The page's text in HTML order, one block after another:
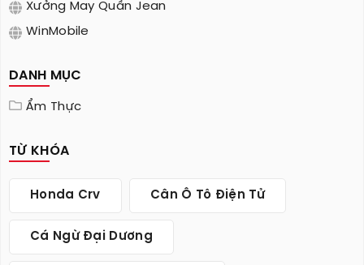
Xưởng May Quần Jean
WinMobile
DANH MỤC
Ẩm Thực
TỪ KHÓA
Honda Crv Cân Ô Tô Điện Tử
Cá Ngừ Đại Dương